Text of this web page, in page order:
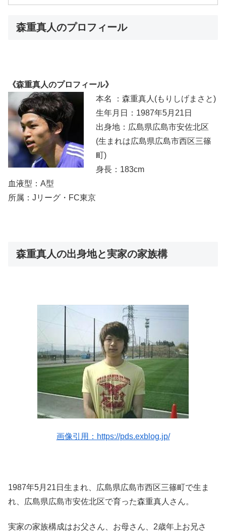
森重真人のプロフィール
《森重真人のプロフィール》
本名 ：森重真人(もりしげまさと)
生年月日：1987年5月21日
出身地：広島県広島市安佐北区
(生まれは広島県広島市西区三篠
町)
身長：183cm
血液型：A型
所属：Jリーグ・FC東京
森重真人の出身地と実家の家族構
画像引用：https://pds.exblog.jp/
1987年5月21日生まれ、広島県広島市西区三篠町で生ま
れ、広島県広島市安佐北区で育った森重真人さん。
実家の家族構成はお父さん、お母さん、2歳年上お兄さ